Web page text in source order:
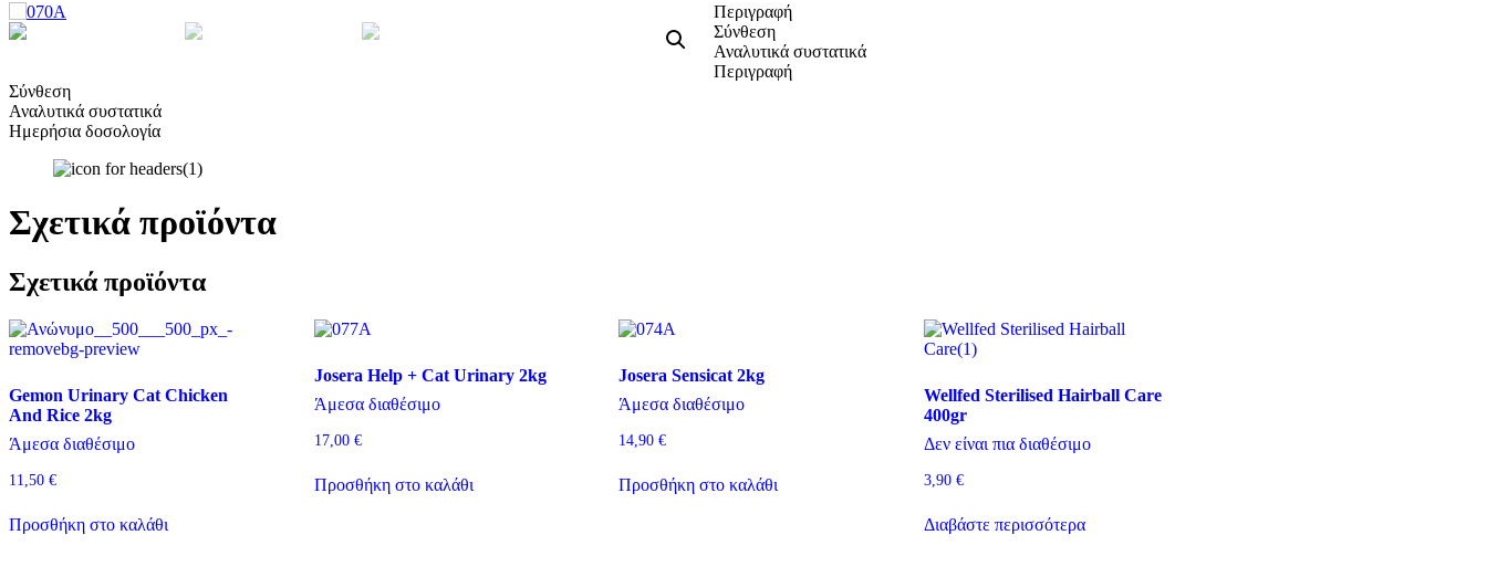
Περιγραφή
Σύνθεση
Αναλυτικά συστατικά
Περιγραφή
Σύνθεση
Αναλυτικά συστατικά
Ημερήσια δοσολογία
Σχετικά προϊόντα
Σχετικά προϊόντα
Gemon Urinary Cat Chicken
And Rice 2kg
Άμεσα διαθέσιμο
11,50 €
Προσθήκη στο καλάθι
Josera Help + Cat Urinary 2kg
Άμεσα διαθέσιμο
17,00 €
Προσθήκη στο καλάθι
Josera Sensicat 2kg
Άμεσα διαθέσιμο
14,90€
Προσθήκη στο καλάθι
Wellfed Sterilised Hairball Care
400gr
Δεν είναι πια διαθέσιμο
3,90 €
Διαβάστε περισσότερα